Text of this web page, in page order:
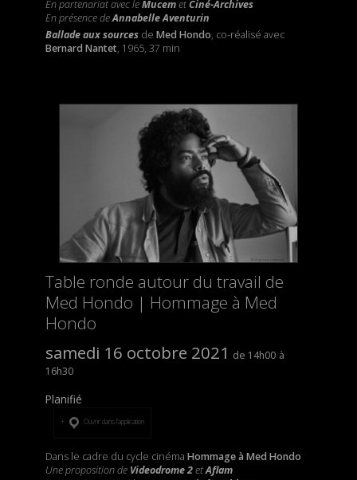
En partenariat avec leMucemetCiné-Archives
En présence deAnnabelle Aventurin
Ballade aux sourcesde Med Hondo, co-réalisé avec
Bernard Nantet, 1965, 37 min
Table ronde autour du travail de
Med Hondo | Hommage à Med
Hondo
samedi 16 octobre 2021
14h00
16h30
Planifié
Ouvrir dans l’application
Dans le cadre du cycle cinéma Hommage à Med Hondo
Une proposition de Videodrome 2etAflam